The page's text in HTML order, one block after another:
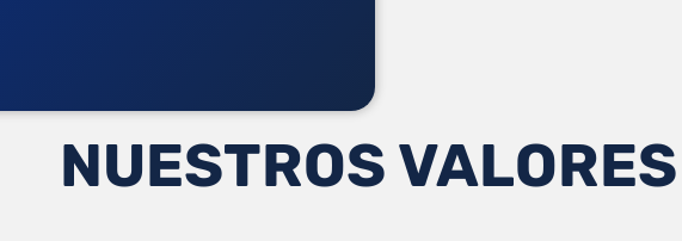
NUESTROS VALORES